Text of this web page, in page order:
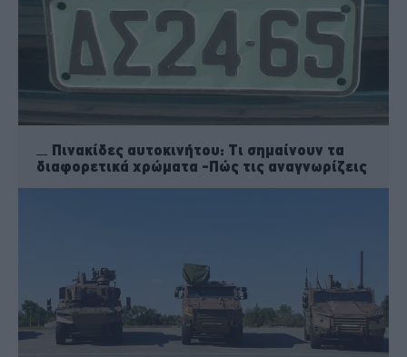
Πινακίδες αυτοκινήτου: Τι σημαίνουν τα
διαφορετικά χρώματα -Πώς τις αναγνωρίζεις